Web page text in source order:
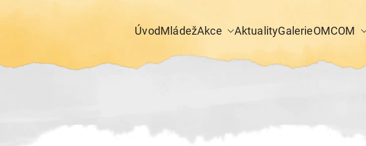
ÚvodMládežAkce AktualityGalerieOMCOM